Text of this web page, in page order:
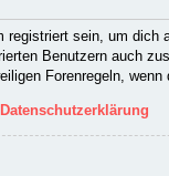
registriert sein, um dich
Benutzern auch
Forenregeln,
Datenschutzerklärung